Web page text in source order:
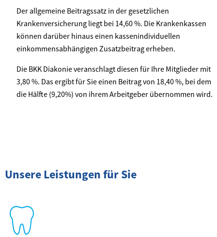
Der allgemeine Beitragssatz in der gesetzlichen
Krankenversicherung liegt bei 14,60 %. Die Krankenkassen
können darüber hinaus einen kassenindividuellen
einkommensabhängigen Zusatzbeitrag erheben.
Die BKK Diakonie veranschlagt diesen für Ihre Mitglieder mit
3,80 %. Das ergibt für Sie einen Beitrag von 18,40 %, bei dem
die Hälfte (9,20%) von ihrem Arbeitgeber übernommen wird.
Unsere Leistungen für Sie